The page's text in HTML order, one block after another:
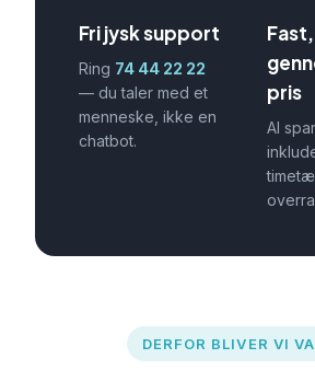
Fri jysk support
Ring 74 44 22 22
— du taler med et
menneske, ikke en
chatbot.
Fast,
pris
Al
DERFOR BLIVER VI